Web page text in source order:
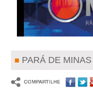
PARÁ DE